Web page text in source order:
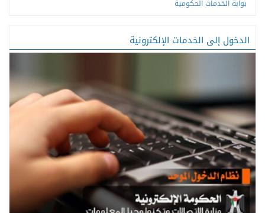
بوابة الخدمات الحكومية
الدخول إلى الخدمات الإلكترونية